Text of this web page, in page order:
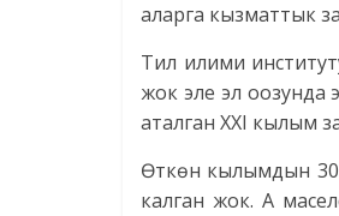
аларга кызматтык
Тил илими
жок эле эл оозунда
аталган XXI кылым
Өткөн кылымдын
калган жок. А